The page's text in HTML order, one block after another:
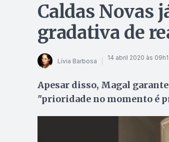
Caldas Novas
gradativa de
Lívia Barbosa 14 abril 2020 às
Apesar disso, Magal
"prioridade no momento é